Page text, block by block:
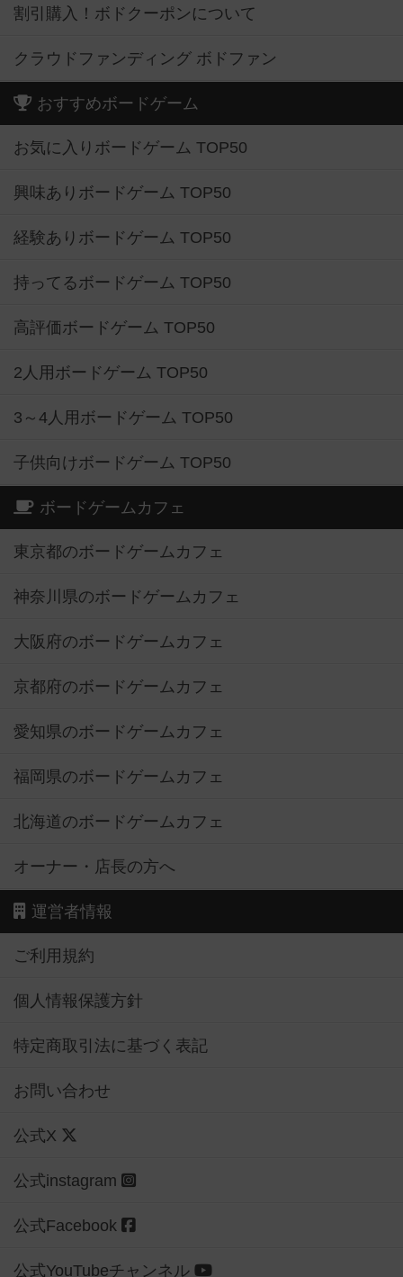
割引購入！ボドクーポンについて
クラウドファンディング ボドファン
おすすめボードゲーム
お気に入りボードゲーム TOP50
興味ありボードゲーム TOP50
経験ありボードゲーム TOP50
持ってるボードゲーム TOP50
高評価ボードゲーム TOP50
2人用ボードゲーム TOP50
3～4人用ボードゲーム TOP50
子供向けボードゲーム TOP50
ボードゲームカフェ
東京都のボードゲームカフェ
神奈川県のボードゲームカフェ
大阪府のボードゲームカフェ
京都府のボードゲームカフェ
愛知県のボードゲームカフェ
福岡県のボードゲームカフェ
北海道のボードゲームカフェ
オーナー・店長の方へ
運営者情報
ご利用規約
個人情報保護方針
特定商取引法に基づく表記
お問い合わせ
公式X
公式instagram
公式Facebook
公式YouTubeチャンネル